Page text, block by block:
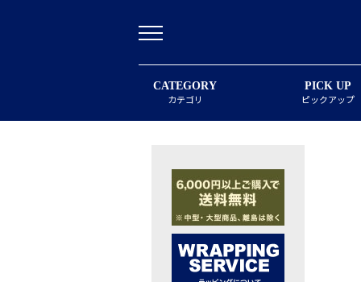
CATEGORY
カテゴリ
PICK UP
ピックアップ